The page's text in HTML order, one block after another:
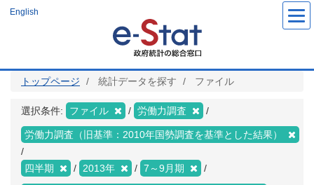
ツ
English
トップページ 統計データを探す ファイル
選択条件: ファイル 労働力調査
労働力調査（旧基準：2010年国勢調査を基準とした結果）
四半期 2013年 7～9月期